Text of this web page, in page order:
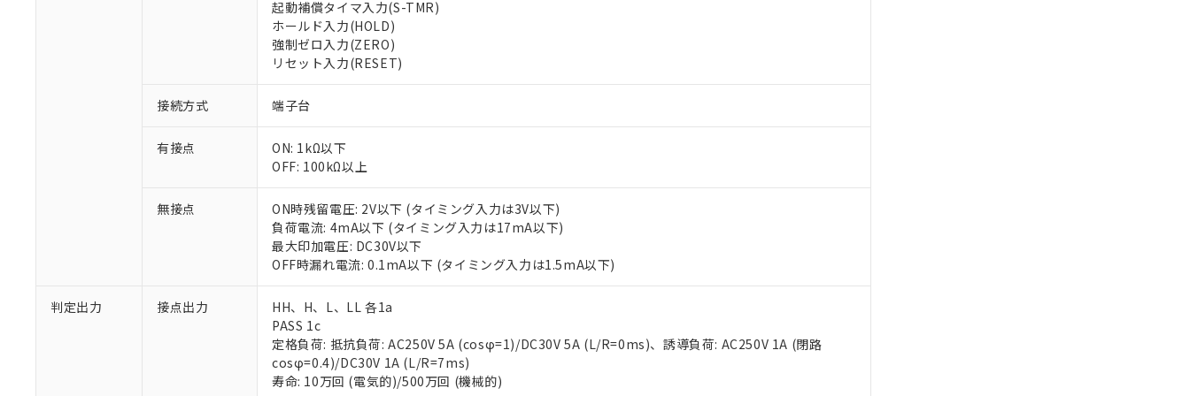
起動補償タイマ入力(S-TMR)
ホールド入力(HOLD)
強制ゼロ入力(ZERO)
リセット入力(RESET)
接続方式 端子台
有接点
ON: 1kΩ以下
OFF: 100kΩ以上
無接点
ON時残留電圧: 2V以下 (タイミング入力は3V以下)
負荷電流: 4mA以下 (タイミング入力は17mA以下)
最大印加電圧: DC30V以下
OFF時漏れ電流: 0.1mA以下 (タイミング入力は1.5mA以下)
判定出力 接点出力
HH、H、L、LL 各1a
PASS 1c
定格負荷: 抵抗負荷: AC250V 5A (cosφ=1)/DC30V 5A (L/R=0ms)、誘導負荷: AC250V 1A (閉路
cosφ=0.4)/DC30V 1A (L/R=7ms)
寿命: 10万回 (電気的)/500万回 (機械的)
い。
正式な納期状況および標準価格はお客様のお取引先、またはお客様担当のオムロン制御機器販売店・
当社販売員にご相談ください。
オムロン制御機器販売店や当社販売拠点は「
在庫状況および標準価格結果を当社の事前の承諾なく第三者に漏洩または開示しないようお願いしま
マイパーツ機能（部品リスト作成サービス）をご利用いただくには、I-Webメンバーズにご登録され
ている必要があります。
お客様が当ウェブサイト上で当社にご登録された部品リストについて、当社および当社の共同利用者
※当社の共同利用者とは、 "個人情報の共同利用に関して"
いる法人を指します。
※2 対応予定月
部品在庫の切り替え状況などにより、予定月が前後することがあります。
※3 非含有証明書ダウンロード
下記の非含有証明書をダウンロードすることができます。
EU RoHS指令（10物質）の非含有証明書
51物質の非含有証明書（当社基準）
※本証明書は発行日時点で非含有を証明するもので、過去に遡って非含有を証明するものではありません。
また、RoHS指令のフタル酸エステル類４物質の対応では、対応完了までの期間は出荷製品に未対応品が
混在することから備考欄に対応日を記載しておりました。
既に当社にて対応品への在庫切替を完了していることから、特段のことがない限り、2022年1月12日よ
り割愛しております。
DBP(フタル酸ジブチル) : 1000ppm、 DIBP(フタル酸ジイソブチル) : 1000ppm、 BBP(フタル酸ブチルベンジル) : 1000ppm、
DEHP(フタル酸ビス(2-エチルヘキシル)) : 1000ppm
※2 環境保護使用期限
「ｅ」：有害物質（10物質）のすべてが基準値以下であることを示します。
「10」：通常の使用状況下において有害物質が外部に漏えいし、環境に深刻な影響を及ぼさない年数を意
味します。
「－」：未確認です。当社販売部門へお問い合わせください。
当社は貴社製品を、核兵器、ミサイル、化学兵器、生物兵器またはその他武器並びにこれらの製造装
置等に一切使用いたしません。
当社は、貴社製品を第三者に販売する場合は、上記1、2および3の内容を当該第三者に通知します。
また当社は、販売先および販売に係わる関係者が違法に輸出するおそれがある場合は、取り引きをい
たしません。
○ 一定数以上の在庫あり
△ 一定数には満たないが在庫あり
空
白
受注生産機種、また在庫状況の情報を公開していない機種